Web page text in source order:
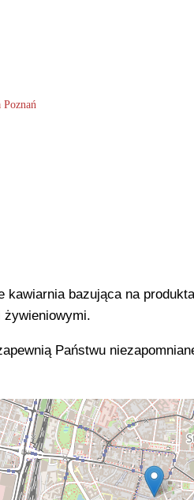
Poznań
kawiarnia bazująca na
żywieniowymi.
Państwu